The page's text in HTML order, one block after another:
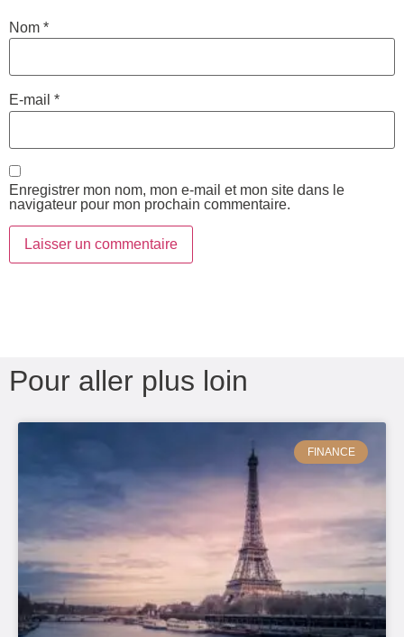
Nom *
E-mail *
Enregistrer mon nom, mon e-mail et mon site dans le
navigateur pour mon prochain commentaire.
Pour aller plus loin
FINANCE